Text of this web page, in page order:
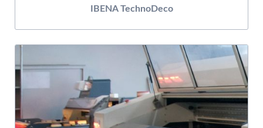
IBENA TechnoDeco